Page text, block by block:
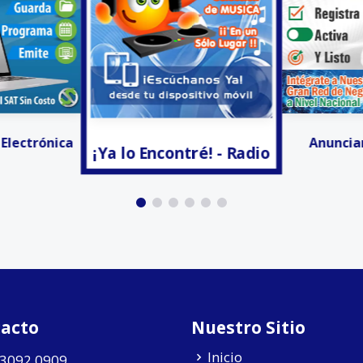
- Radio Anunciar Gratis!!!
Nuestro Sitio
Inicio